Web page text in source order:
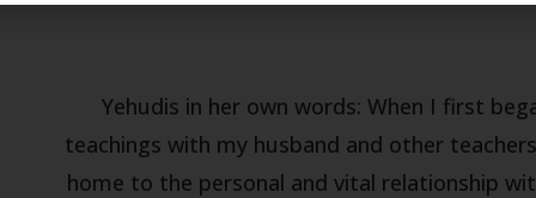
Yehudis in her own words: When I first
teachings with my husband and other
home to the personal and vital relationship